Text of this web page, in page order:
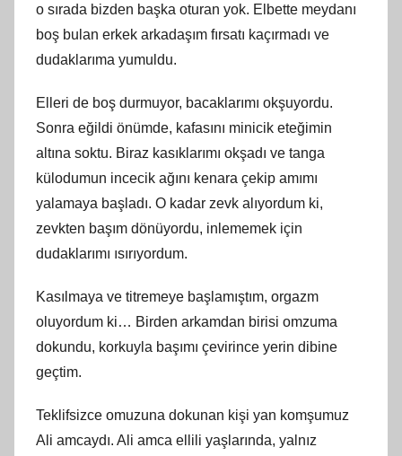
o sırada bizden başka oturan yok. Elbette meydanı
boş bulan erkek arkadaşım fırsatı kaçırmadı ve
dudaklarıma yumuldu.
Elleri de boş durmuyor, bacaklarımı okşuyordu.
Sonra eğildi önümde, kafasını minicik eteğimin
altına soktu. Biraz kasıklarımı okşadı ve tanga
külodumun incecik ağını kenara çekip amımı
yalamaya başladı. O kadar zevk alıyordum ki,
zevkten başım dönüyordu, inlememek için
dudaklarımı ısırıyordum.
Kasılmaya ve titremeye başlamıştım, orgazm
oluyordum ki… Birden arkamdan birisi omzuma
dokundu, korkuyla başımı çevirince yerin dibine
geçtim.
Teklifsizce omuzuna dokunan kişi yan komşumuz
Ali amcaydı. Ali amca ellili yaşlarında, yalnız